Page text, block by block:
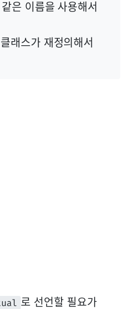
은 이름을 사용해서
래스가 재정의해서
로 선언할 필요가